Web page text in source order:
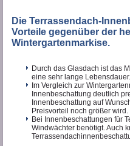
Die Terrassendach-
Vorteile gegenüber der
Wintergartenmarkise.
Durch das Glasdach ist das
eine sehr lange Lebensdauer.
Im Vergleich zur
Innenbeschattung deutlich
Innenbeschattung auf
Preisvorteil noch größer wird.
Bei Innenbeschattungen für
Windwächter benötigt. Auch